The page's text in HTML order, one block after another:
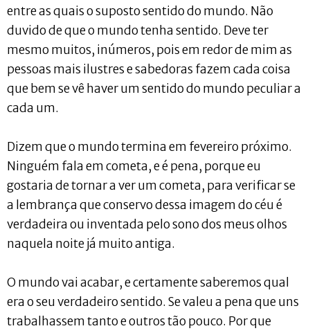
entre as quais o suposto sentido do mundo. Não
duvido de que o mundo tenha sentido. Deve ter
mesmo muitos, inúmeros, pois em redor de mim as
pessoas mais ilustres e sabedoras fazem cada coisa
que bem se vê haver um sentido do mundo peculiar a
cada um.
Dizem que o mundo termina em fevereiro próximo.
Ninguém fala em cometa, e é pena, porque eu
gostaria de tornar a ver um cometa, para verificar se
a lembrança que conservo dessa imagem do céu é
verdadeira ou inventada pelo sono dos meus olhos
naquela noite já muito antiga.
O mundo vai acabar, e certamente saberemos qual
era o seu verdadeiro sentido. Se valeu a pena que uns
trabalhassem tanto e outros tão pouco. Por que